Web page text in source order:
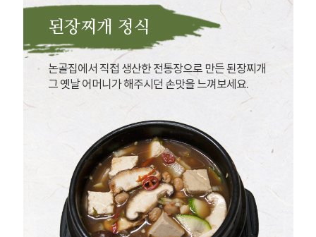
된장찌개 정식
논골집에서 직접 생산한 전통장으로 만든 된장찌개
그 옛날 어머니가 해주시던 손맛을 느껴보세요.